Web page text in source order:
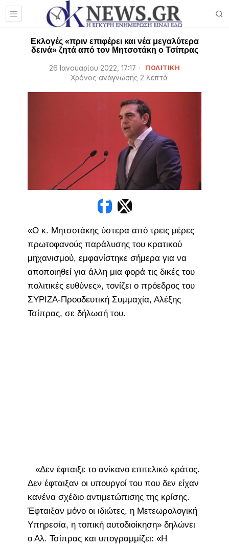
Εκλογές «πριν επιφέρει και νέα μεγαλύτερα
δεινά» ζητά από τον Μητσοτάκη ο Τσίπρας
26 Ιανουαρίου 2022, 17:17 ΠΟΛΙΤΙΚΗ
Χρόνος ανάγνωσης 2 λεπτά
«Ο κ. Μητσοτάκης ύστερα από τρεις μέρες
πρωτοφανούς παράλυσης του κρατικού
μηχανισμού, εμφανίστηκε σήμερα για να
αποποιηθεί για άλλη μια φορά τις δικές του
πολιτικές ευθύνες», τονίζει ο πρόεδρος του
ΣΥΡΙΖΑ-Προοδευτική Συμμαχία, Αλέξης
Τσίπρας, σε δήλωσή του.
«Δεν έφταιξε το ανίκανο επιτελικό κράτος.
Δεν έφταιξαν οι υπουργοί του που δεν είχαν
κανένα σχέδιο αντιμετώπισης της κρίσης.
Έφταιξαν μόνο οι ιδιώτες, η Μετεωρολογική
Υπηρεσία, η τοπική αυτοδιοίκηση» δηλώνει
ο Αλ. Τσίπρας και υπογραμμίζει: «Η